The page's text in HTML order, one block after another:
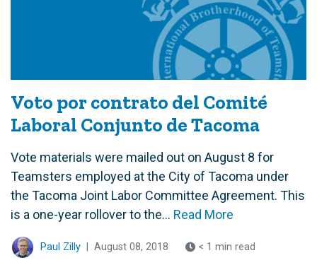
Voto por contrato del Comité
Laboral Conjunto de Tacoma
Vote materials were mailed out on August 8 for
Teamsters employed at the City of Tacoma under
the Tacoma Joint Labor Committee Agreement. This
is a one-year rollover to the... Read More
Paul Zilly August 08, 2018 < 1 min read